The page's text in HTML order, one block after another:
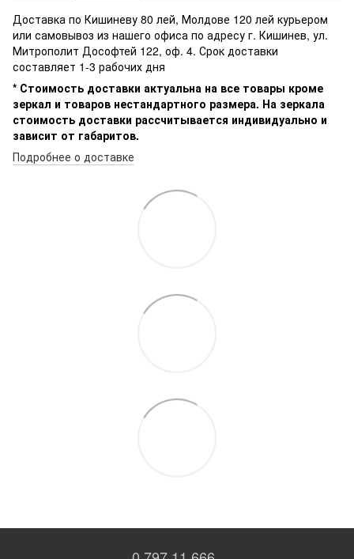
Доставка по Кишиневу 80 лей, Молдове 120 лей курьером
или самовывоз из нашего офиса по адресу г. Кишинев, ул.
Митрополит Дософтей 122, оф. 4. Срок доставки
составляет 1-3 рабочих дня
* Стоимость доставки актуальна на все товары кроме
зеркал и товаров нестандартного размера. На зеркала
стоимость доставки рассчитывается индивидуально и
зависит от габаритов.
Подробнее о доставке